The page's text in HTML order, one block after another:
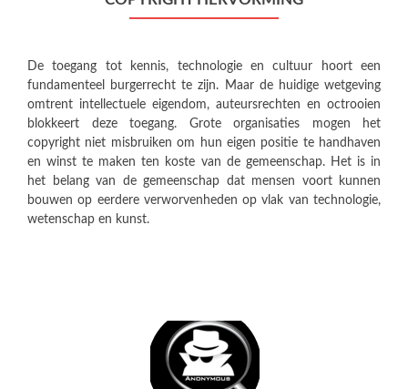
De toegang tot kennis, technologie en cultuur hoort een
fundamenteel burgerrecht te zijn. Maar de huidige wetgeving
omtrent intellectuele eigendom, auteursrechten en octrooien
blokkeert deze toegang. Grote organisaties mogen het
copyright niet misbruiken om hun eigen positie te handhaven
en winst te maken ten koste van de gemeenschap. Het is in
het belang van de gemeenschap dat mensen voort kunnen
bouwen op eerdere verworvenheden op vlak van technologie,
wetenschap en kunst.